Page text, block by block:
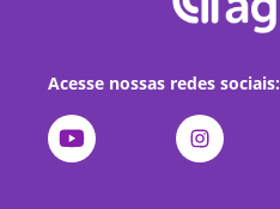
Acesse nossas redes sociais: